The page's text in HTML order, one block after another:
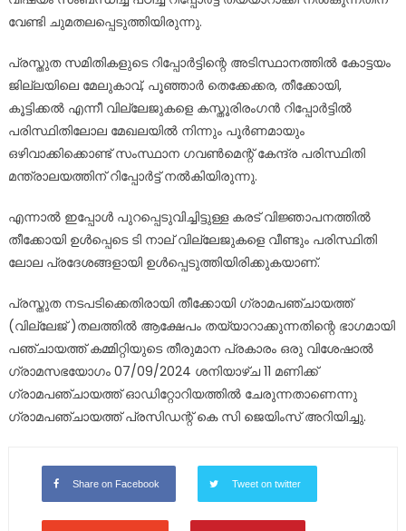
വേണ്ടി ചുമതലപ്പെടുത്തിയിരുന്നു.
പ്രസ്തുത സമിതികളുടെ റിപ്പോർട്ടിന്റെ അടിസ്ഥാനത്തിൽ കോട്ടയം
ജില്ലയിലെ മേലുകാവ്, പൂഞ്ഞാർ തെക്കേക്കര, തീക്കോയി,
കൂട്ടിക്കൽ എന്നീ വില്ലേജുകളെ കസ്തൂരിരംഗൻ റിപ്പോർട്ടിൽ
പരിസ്ഥിതിലോല മേഖലയിൽ നിന്നും പൂർണമായും
ഒഴിവാക്കിക്കൊണ്ട് സംസ്ഥാന ഗവൺമെന്റ് കേന്ദ്ര പരിസ്ഥിതി
മന്ത്രാലയത്തിന് റിപ്പോർട്ട് നൽകിയിരുന്നു.
എന്നാൽ ഇപ്പോൾ പുറപ്പെടുവിച്ചിട്ടുള്ള കരട് വിജ്ഞാപനത്തിൽ
തീക്കോയി ഉൾപ്പെടെ ടി നാല് വില്ലേജുകളെ വീണ്ടും പരിസ്ഥിതി
ലോല പ്രദേശങ്ങളായി ഉൾപ്പെടുത്തിയിരിക്കുകയാണ്.
പ്രസ്തുത നടപടിക്കെതിരായി തീക്കോയി ഗ്രാമപഞ്ചായത്ത്
(വില്ലേജ് )തലത്തിൽ ആക്ഷേപം തയ്യാറാക്കുന്നതിന്റെ ഭാഗമായി
പഞ്ചായത്ത്‌ കമ്മിറ്റിയുടെ തീരുമാന പ്രകാരം ഒരു വിശേഷാൽ
ഗ്രാമസഭയോഗം 07/09/2024 ശനിയാഴ്ച 11 മണിക്ക്
ഗ്രാമപഞ്ചായത്ത് ഓഡിറ്റോറിയത്തിൽ ചേരുന്നതാണെന്നു
ഗ്രാമപഞ്ചായത്ത് പ്രസിഡന്റ്‌ കെ സി ജെയിംസ് അറിയിച്ചു.
Share on Facebook Tweet on twitter